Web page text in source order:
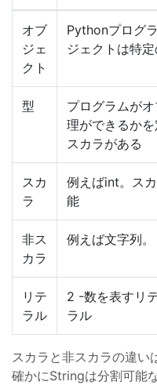
オブ
ジェ
クト
Pythonプログ
ジェクトは特
型
プログラムが
理ができるか
スカラがある
スカ
ラ
例えばint。ス
能
非ス
カラ
例えば文字列
リテ
ラル
2 -数を表すリ
ラル
スカラと非スカラの違い
確かにStringは分割可能